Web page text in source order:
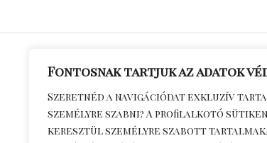
Fontosnak tartjuk az adatok
Szeretnéd a navigációdat exkluzív
személyre szabni? A profilalkotó sütiken
keresztül személyre szabott